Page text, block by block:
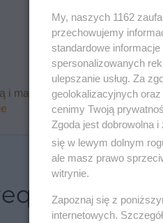
i marzysz o ekspresie, który
My, naszych 1162
przechowujemy
standardowe
spersonalizowanych
ulepszanie usług. Za
geolokalizacyjnych
cenimy Twoją
Zgoda jest dobrowolna
się w lewym dolnym
ale masz prawo
witrynie.
Zapoznaj się z
internetowych.